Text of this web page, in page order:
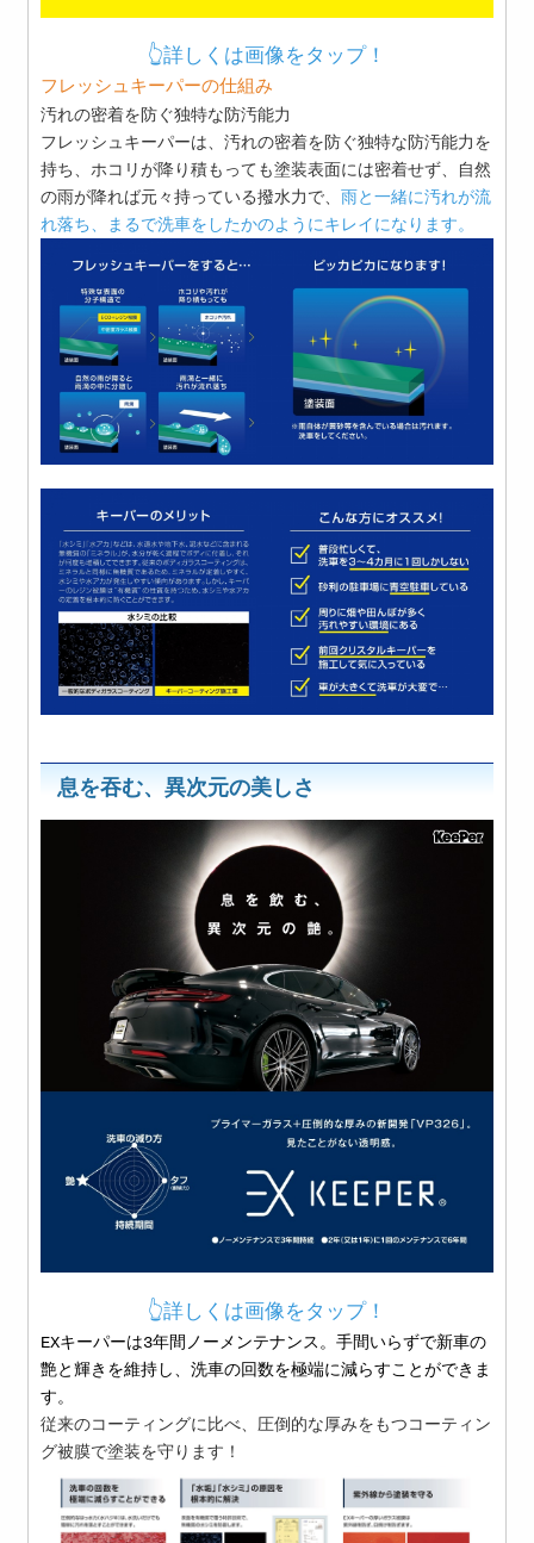
👆詳しくは画像をタップ！
フレッシュキーパーの仕組み
汚れの密着を防ぐ独特な防汚能力
フレッシュキーパーは、汚れの密着を防ぐ独特な防汚能力を
持ち、ホコリが降り積もっても塗装表面には密着せず、自然
の雨が降れば元々持っている撥水力で、 雨と一緒に汚れが流
れ落ち、まるで洗車をしたかのようにキレイになります。
息を吞む、異次元の美しさ
👆詳しくは画像をタップ！
EXキーパーは3年間ノーメンテナンス。手間いらずで新車の
艶と輝きを維持し、洗車の回数を極端に減らすことができま
す。
従来のコーティングに比べ、圧倒的な厚みをもつコーティン
グ被膜で塗装を守ります！